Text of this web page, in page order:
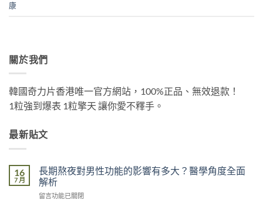
康
關於我們
韓國奇力片香港唯一官方網站，100%正品、無效退款！
1粒強到爆表 1粒擎天 讓你愛不釋手。
最新貼文
16
7 月
長期熬夜對男性功能的影響有多大？醫學角度全面
解析
在
留言功能已關閉